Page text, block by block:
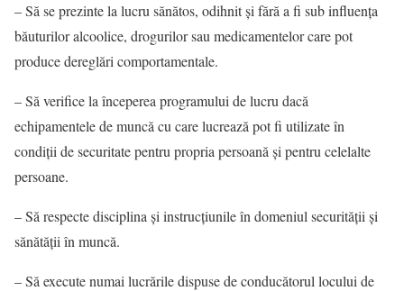
– Să se prezinte la lucru sănătos, odihnit şi fără a fi sub influenţa
băuturilor alcoolice, drogurilor sau medicamentelor care pot
produce dereglări comportamentale.
– Să verifice la începerea programului de lucru dacă
echipamentele de muncă cu care lucrează pot fi utilizate în
condiţii de securitate pentru propria persoană şi pentru celelalte
persoane.
– Să respecte disciplina şi instrucţiunile în domeniul securităţii şi
sănătăţii în muncă.
– Să execute numai lucrările dispuse de conducătorul locului de